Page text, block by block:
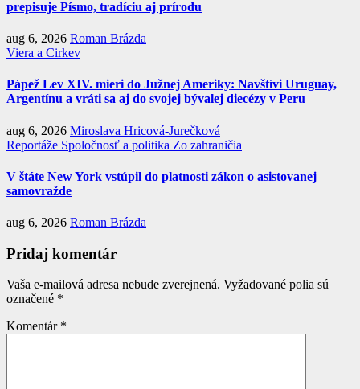
prepisuje Písmo, tradíciu aj prírodu
aug 6, 2026 Roman Brázda
Viera a Cirkev
Pápež Lev XIV. mieri do Južnej Ameriky: Navštívi Uruguay,
Argentínu a vráti sa aj do svojej bývalej diecézy v Peru
aug 6, 2026 Miroslava Hricová-Jurečková
Reportáže Spoločnosť a politika Zo zahraničia
V štáte New York vstúpil do platnosti zákon o asistovanej
samovražde
aug 6, 2026 Roman Brázda
Pridaj komentár
Vaša e-mailová adresa nebude zverejnená. Vyžadované polia sú
označené *
Komentár *